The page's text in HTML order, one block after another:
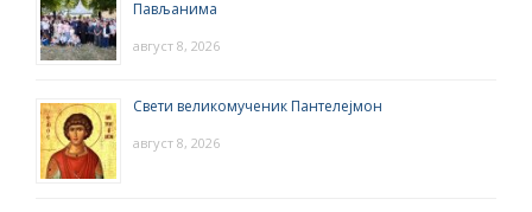
Пављанима
август 8, 2026
Свети великомученик Пантелејмон
август 8, 2026